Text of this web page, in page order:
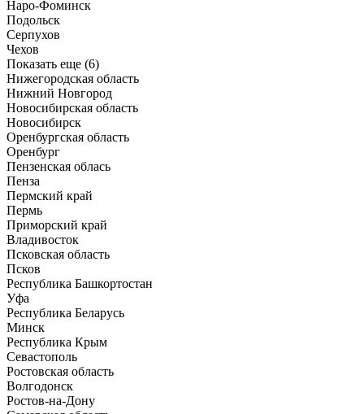
Наро-Фоминск
Подольск
Серпухов
Чехов
Показать еще (6)
Нижегородская область
Нижний Новгород
Новосибирская область
Новосибирск
Оренбургская область
Оренбург
Пензенская облась
Пенза
Пермский край
Пермь
Приморский край
Владивосток
Псковская область
Псков
Республика Башкортостан
Уфа
Республика Беларусь
Минск
Республика Крым
Севастополь
Ростовская область
Волгодонск
Ростов-на-Дону